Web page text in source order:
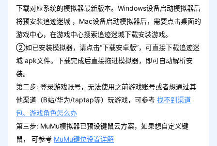
下载对应系统的模拟器最新版本。Windows设备启动模拟器后
将预安装追迹迷城 ，Mac设备启动模拟器后，需要点击桌面的
游戏中心，在游戏中心搜索追迹迷城下载安装游戏。
②如已安装模拟器，请点击“下载安卓版”，可直接下载追迹迷
城 apk文件。下载完成后直接拖进模拟器，即可自动解析安
装。
第二步: 登录游戏账号，无法使用之前游戏账号或者想通过其
他渠道（B站/华为/taptap等）玩游戏，可参考 找不到渠道
包、游戏角色怎么办
第三步: MuMu模拟器已预设键鼠云方案，如果想自定义键
鼠， 可参考 MuMu键位设置详解